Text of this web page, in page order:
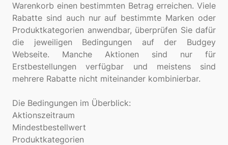
Warenkorb einen bestimmten Betrag erreichen. Viele
Rabatte sind auch nur auf bestimmte Marken oder
Produktkategorien anwendbar, überprüfen Sie dafür
die jeweiligen Bedingungen auf der Budgey
Webseite. Manche Aktionen sind nur für
Erstbestellungen verfügbar und meistens sind
mehrere Rabatte nicht miteinander kombinierbar.
Die Bedingungen im Überblick:
Aktionszeitraum
Mindestbestellwert
Produktkategorien